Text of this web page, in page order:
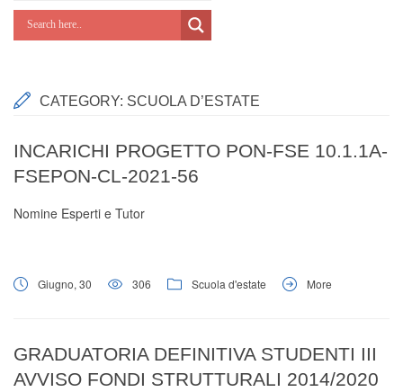
Lab Green
Potenziamoci
CATEGORY: SCUOLA D’ESTATE
INCARICHI PROGETTO PON-FSE 10.1.1A-
FSEPON-CL-2021-56
Nomine Esperti e Tutor
Giugno, 30 306 Scuola d'estate More
GRADUATORIA DEFINITIVA STUDENTI III
AVVISO FONDI STRUTTURALI 2014/2020